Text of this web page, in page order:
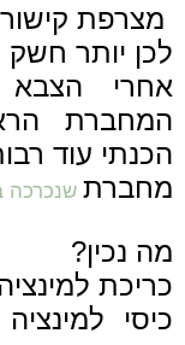
מצרפת
לכן יותר
אחרי הצבא
המחברת
הכנתי עוד
מחברת שנכרכה
מה נכין?
כריכת
כיסי